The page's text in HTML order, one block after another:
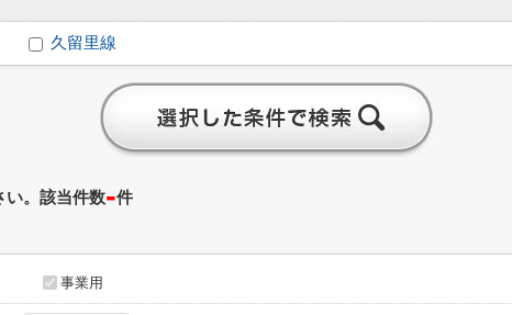
久留里線
い。該当件数-件
事業用